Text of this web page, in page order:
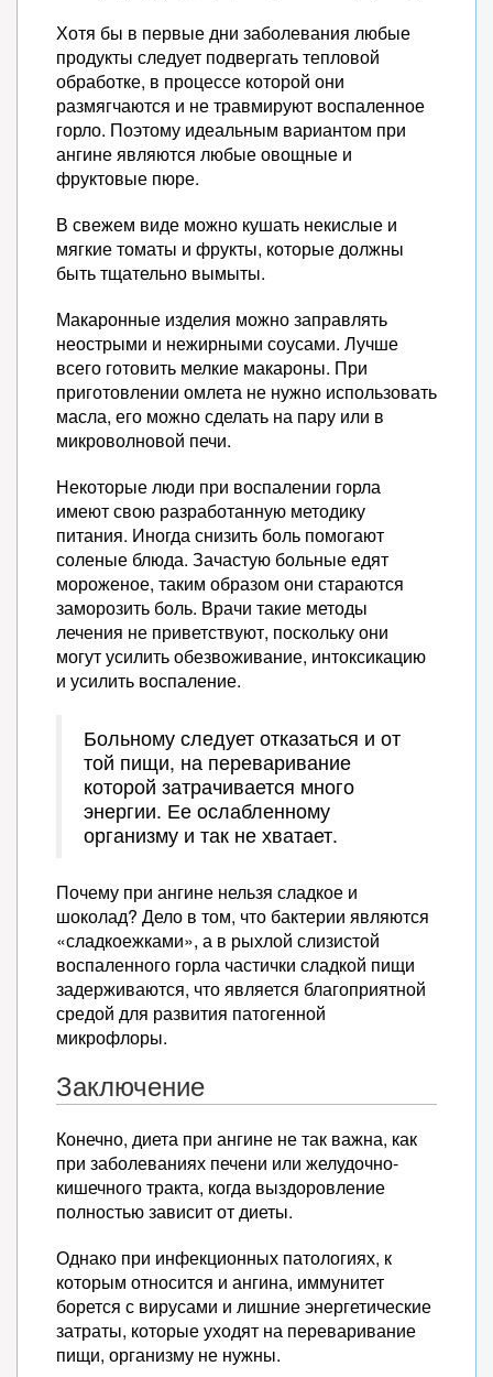
Хотя бы в первые дни заболевания любые
продукты следует подвергать тепловой
обработке, в процессе которой они
размягчаются и не травмируют воспаленное
горло. Поэтому идеальным вариантом при
ангине являются любые овощные и
фруктовые пюре.
В свежем виде можно кушать некислые и
мягкие томаты и фрукты, которые должны
быть тщательно вымыты.
Макаронные изделия можно заправлять
неострыми и нежирными соусами. Лучше
всего готовить мелкие макароны. При
приготовлении омлета не нужно использовать
масла, его можно сделать на пару или в
микроволновой печи.
Некоторые люди при воспалении горла
имеют свою разработанную методику
питания. Иногда снизить боль помогают
соленые блюда. Зачастую больные едят
мороженое, таким образом они стараются
заморозить боль. Врачи такие методы
лечения не приветствуют, поскольку они
могут усилить обезвоживание, интоксикацию
и усилить воспаление.
Больному следует отказаться и от
той пищи, на переваривание
которой затрачивается много
энергии. Ее ослабленному
организму и так не хватает.
Почему при ангине нельзя сладкое и
шоколад? Дело в том, что бактерии являются
«сладкоежками», а в рыхлой слизистой
воспаленного горла частички сладкой пищи
задерживаются, что является благоприятной
средой для развития патогенной
микрофлоры.
Заключение
Конечно, диета при ангине не так важна, как
при заболеваниях печени или желудочно-
кишечного тракта, когда выздоровление
полностью зависит от диеты.
Однако при инфекционных патологиях, к
которым относится и ангина, иммунитет
борется с вирусами и лишние энергетические
затраты, которые уходят на переваривание
пищи, организму не нужны.